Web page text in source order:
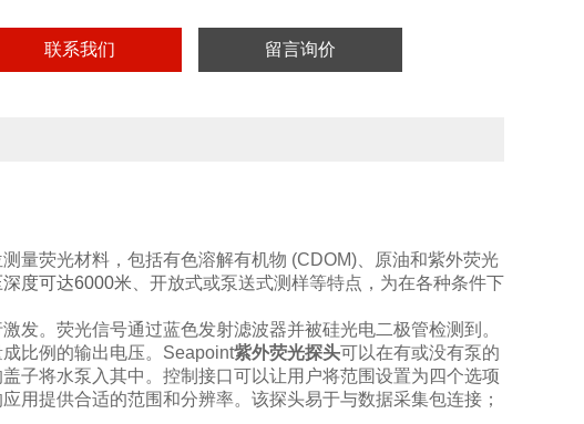
联系我们 留言询价
量荧光材料，包括有色溶解有机物 (CDOM)、原油和紫外荧光
深度可达6000米 、开放式或泵送式测样等特点，为在各种条件下
发。荧光信号通过蓝色发射滤波器并被硅光电二极管检测到。
比例的输出电压。Seapoint紫外荧光探头可以在有或没有泵的
子将水泵入其中。控制接口可以让用户将范围设置为四个选项
用提供合适的范围和分辨率。该探头易于与数据采集包连接；